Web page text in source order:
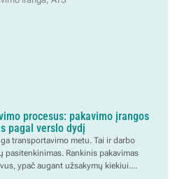
procesus: pakavimo įrangos
pagal verslo dydį
transportavimo metu. Tai ir darbo
pasitenkinimas. Rankinis pakavimas
ypač augant užsakymų kiekiui....